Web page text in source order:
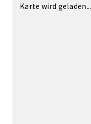
Karte wird geladen...